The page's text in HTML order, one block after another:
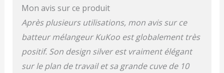
Mon avis sur ce produit
Après plusieurs utilisations, mon avis sur ce
batteur mélangeur KuKoo est globalement très
positif. Son design silver est vraiment élégant
sur le plan de travail et sa grande cuve de 10